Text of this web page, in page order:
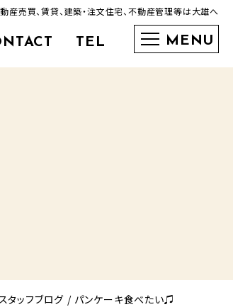
売買、賃貸、建築・注文住宅、不動産管理等は大雄へ
TEL
タッフブログ パンケーキ食べたい♫